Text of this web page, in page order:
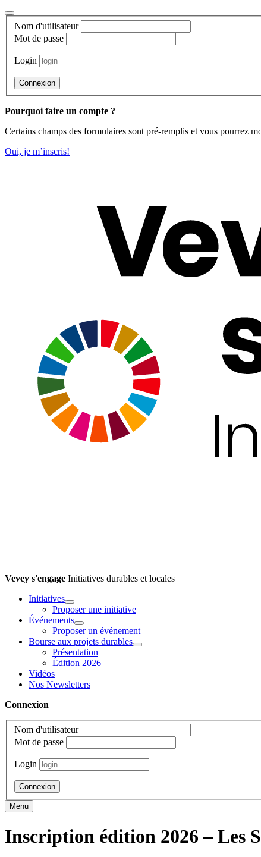
Aller
au
contenu
Nom d'utilisateur
Mot de passe
Login
Pourquoi faire un compte ?
Certains champs des formulaires sont pré-remplis et vous pourrez
Oui, je m’inscris!
Vevey s'engage Initiatives durables et locales
Initiatives
Ouvrir
Proposer une initiative
Événements
Ouvrir
Proposer un événement
Bourse aux projets durables
Ouvrir
Présentation
Édition 2026
Vidéos
Nos Newsletters
Connexion
Nom d'utilisateur
Mot de passe
Login
Menu
Inscription édition 2026 – Les